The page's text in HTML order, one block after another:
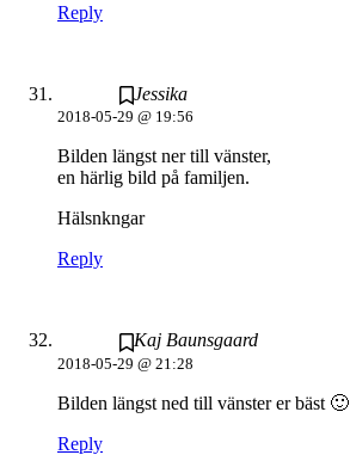
Reply
Jessika
2018-05-29 @ 19:56
Bilden längst ner till vänster,
en härlig bild på familjen.
Hälsnkngar
Reply
Kaj Baunsgaard
2018-05-29 @ 21:28
Bilden längst ned till vänster er bäst 🙂
Reply